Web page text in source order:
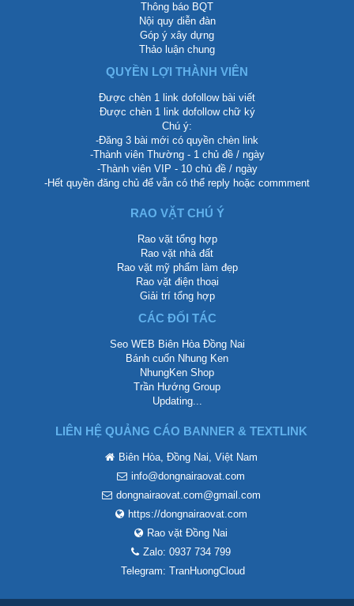
Thông báo BQT
Nội quy diễn đàn
Góp ý xây dựng
Thảo luận chung
QUYỀN LỢI THÀNH VIÊN
Được chèn 1 link dofollow bài viết
Được chèn 1 link dofollow chữ ký
Chú ý:
-Đăng 3 bài mới có quyền chèn link
-Thành viên Thường - 1 chủ đề / ngày
-Thành viên VIP - 10 chủ đề / ngày
-Hết quyền đăng chủ để vẫn có thể reply hoặc commment
RAO VẶT CHÚ Ý
Rao vặt tổng hợp
Rao vặt nhà đất
Rao vặt mỹ phẩm làm đẹp
Rao vặt điện thoại
Giải trí tổng hợp
CÁC ĐỐI TÁC
Seo WEB Biên Hòa Đồng Nai
Bánh cuốn Nhung Ken
NhungKen Shop
Trần Hướng Group
Updating...
LIÊN HỆ QUẢNG CÁO BANNER & TEXTLINK
Biên Hòa, Đồng Nai, Việt Nam
info@dongnairaovat.com
dongnairaovat.com@gmail.com
https://dongnairaovat.com
Rao vặt Đồng Nai
Zalo: 0937 734 799
Telegram: TranHuongCloud